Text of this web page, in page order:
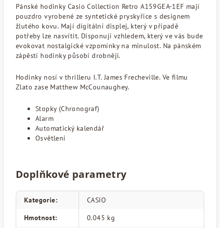
Pánské hodinky Casio Collection Retro A159GEA-1EF mají
pouzdro vyrobené ze syntetické pryskyřice s designem
žlutého kovu. Mají digitální displej, který v případě
potřeby lze nasvítit. Disponují vzhledem, který ve vás bude
evokovat nostalgické vzpomínky na minulost. Na pánském
zápěstí hodinky působí drobněji.
Hodinky nosí v thrilleru I.T. James Frecheville. Ve filmu
Zlato zase Matthew McCounaughey.
Stopky (Chronograf)
Alarm
Automatický kalendář
Osvětlení
Doplňkové parametry
Kategorie:
CASIO
Hmotnost:
0.045 kg